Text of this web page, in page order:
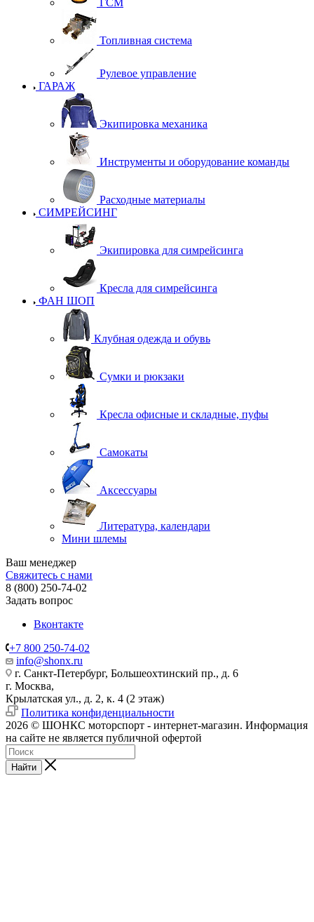
Топливная система
Рулевое управление
ГАРАЖ
Экипировка механика
Инструменты и оборудование команды
Расходные материалы
СИМРЕЙСИНГ
Экипировка для симрейсинга
Кресла для симрейсинга
ФАН ШОП
Клубная одежда и обувь
Сумки и рюкзаки
Кресла офисные и складные, пуфы
Самокаты
Аксессуары
Литература, календари
Мини шлемы
Ваш менеджер
Свяжитесь с нами
8 (800) 250-74-02
Задать вопрос
Вконтакте
+7 800 250-74-02
info@shonx.ru
г. Санкт-Петербург, Большеохтинский пр., д. 6
г. Москва,
Крылатская ул., д. 2, к. 4 (2 этаж)
Политика конфиденциальности
2026 © ШОНКС моторспорт - интернет-магазин. Информация
на сайте не является публичной офертой
Найти